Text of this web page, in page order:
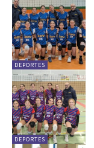
DEPORTES
DEPORTES